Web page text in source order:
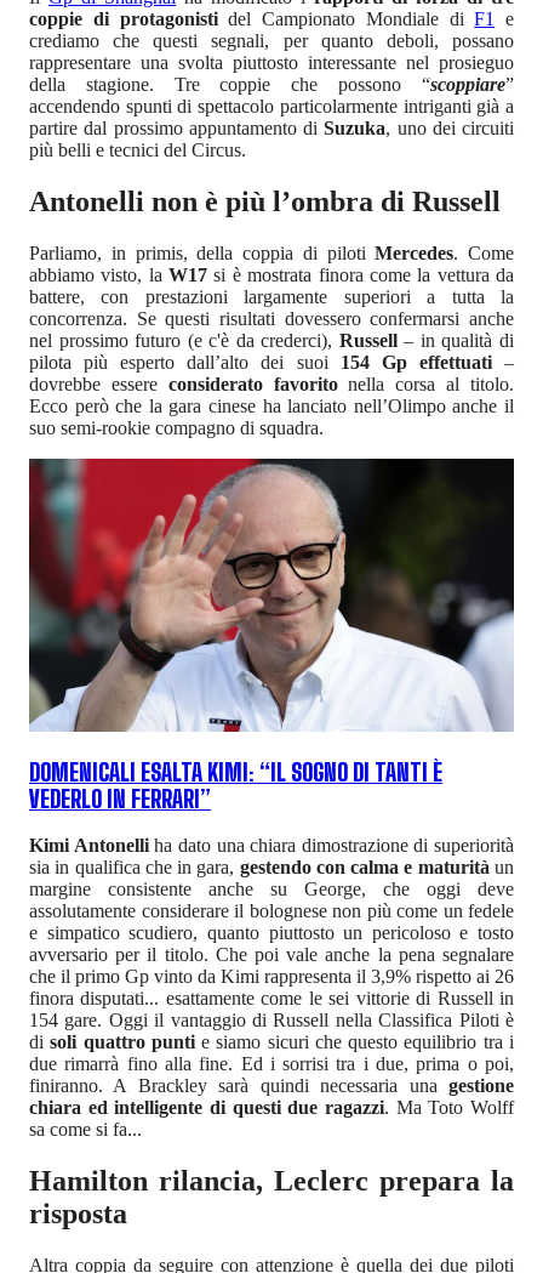
coppie di protagonistidel Campionato Mondiale diF1
e
crediamo che questi segnali, per quanto deboli, possano
rappresentare una svolta piuttosto interessante nel prosieguo
della stagione. Tre coppie che possono “scoppiare”
accendendo spunti di spettacolo particolarmente intriganti già a
partire dal prossimo appuntamento diSuzuka, uno dei circuiti
più belli e tecnici del Circus.
Antonelli non è più l’ombra di Russell
Parliamo, in primis, della coppia di pilotiMercedes. Come
abbiamo visto, laW17si è mostrata finora come la vettura da
battere, con prestazioni largamente superiori a tutta la
concorrenza. Se questi risultati dovessero confermarsi anche
nel prossimo futuro (e c'è da crederci), Russell– in qualità di
pilota più esperto dall’alto dei suoi 154 Gp effettuati–
dovrebbe essere considerato favoritonella corsa al titolo.
Ecco però che la gara cinese ha lanciato nell’Olimpo anche il
suo semi-rookie compagno di squadra.
DOMENICALI ESALTA KIMI: “IL SOGNO DI TANTI È
VEDERLO IN FERRARI”
Kimi Antonelliha dato una chiara dimostrazione di superiorità
sia in qualifica che in gara, gestendo con calma e maturità un
margine consistente anche su George, che oggi deve
assolutamente considerare il bolognese non più come un fedele
e simpatico scudiero, quanto piuttosto un pericoloso e tosto
avversario per il titolo. Che poi vale anche la pena segnalare
che il primo Gp vinto da Kimi rappresenta il 3,9% rispetto ai 26
finora disputati... esattamente come le sei vittorie di Russell in
154 gare. Oggi il vantaggio di Russell nella Classifica Piloti è
disoli quattro puntie siamo sicuri che questo equilibrio tra i
due rimarrà fino alla fine. Ed i sorrisi tra i due, prima o poi,
finiranno. A Brackley sarà quindi necessaria una gestione
chiara ed intelligente di questi due ragazzi. Ma Toto Wolff
sa come si fa...
Hamilton rilancia, Leclerc prepara la
risposta
Altra coppia da seguire con attenzione è quella dei due piloti